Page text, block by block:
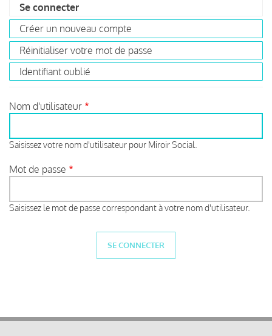
Primary
tabs
Se connecter
actif)
Créer un nouveau compte
Réinitialiser votre mot de passe
Identifiant oublié
Nom d'utilisateur
Saisissez votre nom d'utilisateur pour Miroir Social.
Mot de passe
Saisissez le mot de passe correspondant à votre nom d'utilisateur.